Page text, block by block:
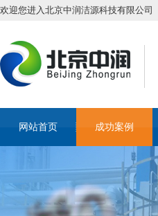
欢迎您进入北京中润洁源科技有限公司
网站首页 成功案例